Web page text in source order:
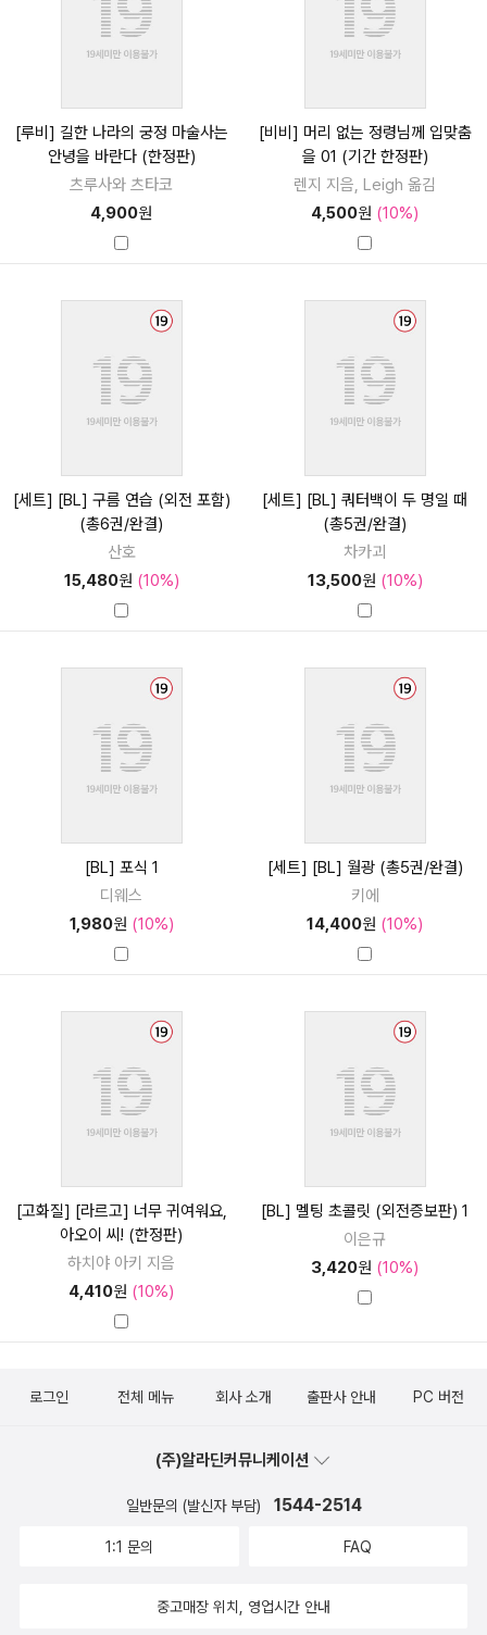
[루비] 길한 나라의 궁정 마술사는
안녕을 바란다 (한정판)
츠루사와 츠타코
4,900원
[비비] 머리 없는 정령님께 입맞춤
을 01 (기간 한정판)
렌지 지음, Leigh 옮김
4,500원 (10%)
[세트] [BL] 구름 연습 (외전 포함)
(총6권/완결)
산호
15,480원 (10%)
[세트] [BL] 쿼터백이 두 명일 때
(총5권/완결)
차카괴
13,500원 (10%)
[BL] 포식 1
디웨스
1,980원 (10%)
[세트] [BL] 월광 (총5권/완결)
키에
14,400원 (10%)
[고화질] [라르고] 너무 귀여워요,
아오이 씨! (한정판)
하치야 아키 지음
4,410원 (10%)
[BL] 멜팅 초콜릿 (외전증보판) 1
이은규
3,420원 (10%)
로그인 전체 메뉴 회사 소개 출판사 안내 PC 버전
(주)알라딘커뮤니케이션
일반문의 (발신자 부담) 1544-2514
1:1 문의 FAQ
중고매장 위치, 영업시간 안내